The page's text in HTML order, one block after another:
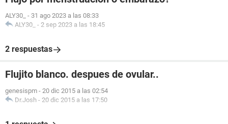
ALY30_ - 31 ago 2023 a las 08:33
ALY30_ - 2 sep 2023 a las 18:45
2 respuestas
Flujito blanco. despues de ovular..
genesispm - 20 dic 2015 a las 02:54
Dr.Josh - 20 dic 2015 a las 17:50